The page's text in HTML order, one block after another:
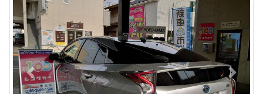
Previous Next